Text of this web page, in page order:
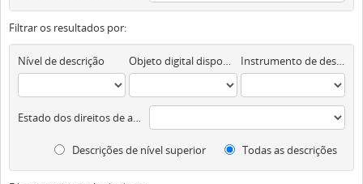
Filtrar os resultados por:
Nível de descrição Objeto digital disponível Instrumento de descrição documental
Estado dos direitos de autor
Descrições de nível superior Todas as descrições